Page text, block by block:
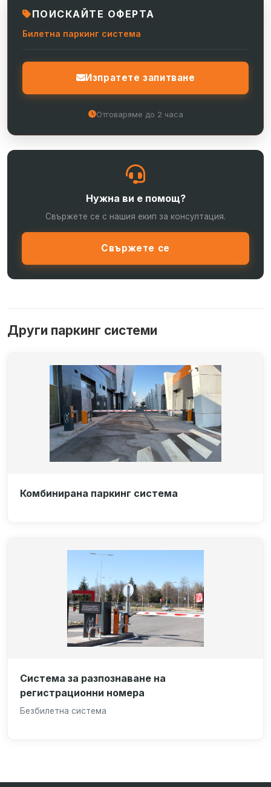
ПОИСКАЙТЕ ОФЕРТА
Билетна паркинг система
Изпратете запитване
Отговаряме до 2 часа
Нужна ви е помощ?
Свържете се с нашия екип за консултация.
Свържете се
Други паркинг системи
Комбинирана паркинг система
Система за разпознаване на
регистрационни номера
Безбилетна система